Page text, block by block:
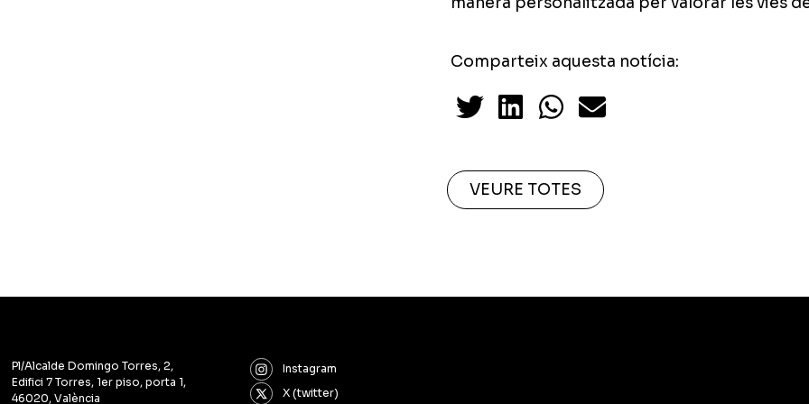
Comparteix aquesta notícia:
VEURE TOTES
Pl/Alcalde Domingo Torres, 2,
Edifici 7 Torres, 1er piso, porta 1,
46020, València
Instagram
X (twitter)